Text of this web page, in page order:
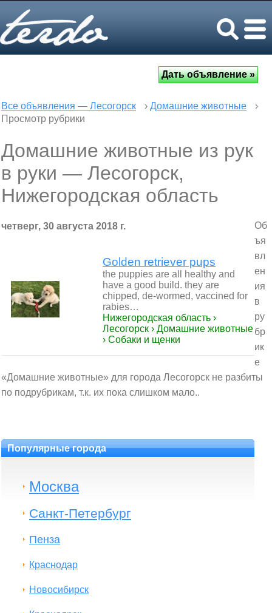
Все объявления — Лесогорск › Домашние животные
›
Просмотр рубрики
Домашние животные из рук
в руки — Лесогорск,
Нижегородская область
четверг, 30 августа 2018 г.
Golden retriever pups
the puppies are all healthy and
have a good build. they are
chipped, de-wormed, vaccined for
rabies…
Нижегородская область ›
Лесогорск › Домашние животные
› Собаки и щенки
Об
ъя
вл
ен
ия
в
ру
бр
ик
е
«Домашние животные» для города Лесогорск не разбиты
по подрубрикам, т.к. их пока слишком мало..
Популярные города
Москва
Санкт-Петербург
Пенза
Краснодар
Новосибирск